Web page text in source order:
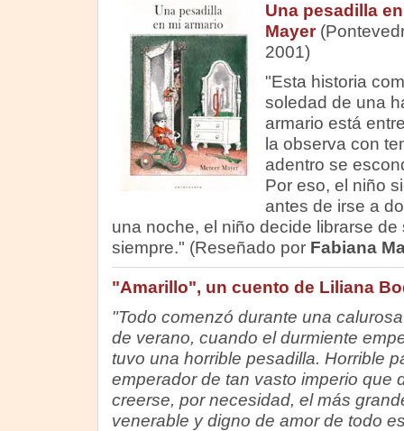
Una pesadilla
Mayer
2001)
"Esta historia
soledad de una
armario está
la observa con
adentro se
Por eso, el niño
antes de irse a
una noche, el niño decide librarse de
siempre." (Reseñado por Fabiana
"Amarillo", un cuento de Liliana
"Todo comenzó durante una
de verano, cuando el durmiente
tuvo una horrible pesadilla. Horrible
emperador de tan vasto imperio que
creerse, por necesidad, el más
venerable y digno de amor de todo